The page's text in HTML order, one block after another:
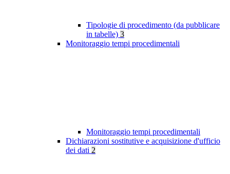
Tipologie di procedimento (da pubblicare
in tabelle) 3
Monitoraggio tempi procedimentali
Monitoraggio tempi procedimentali
Dichiarazioni sostitutive e acquisizione d'ufficio
dei dati 2